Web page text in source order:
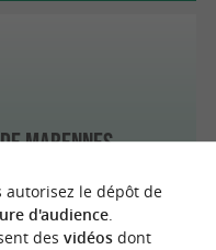
Marennes
autorisez le dépôt de
d'audience.
des vidéosdont